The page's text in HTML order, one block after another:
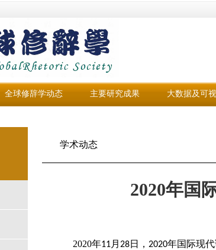
全球修辞学动态 主要研究成果 大数据及可
学术动态
2020年国
2020年11月 28日， 2020年国际现